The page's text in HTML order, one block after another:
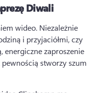
Diwali
wideo. Niezależnie
i przyjaciółmi, czy
energiczne zaproszenie
stworzy szum